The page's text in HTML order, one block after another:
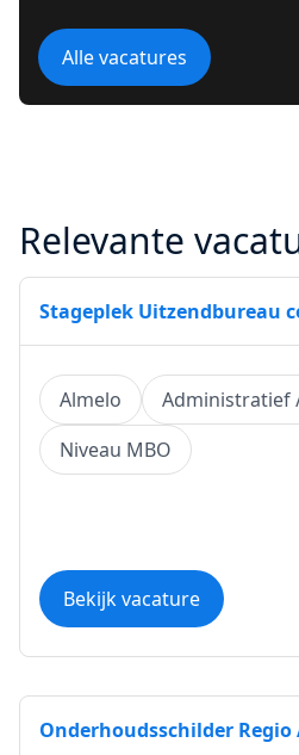
Alle vacatures
Relevante
Stageplek Uitzendbureau
Almelo
Administratief
Niveau MBO
Bekijk vacature
Onderhoudsschilder Regio